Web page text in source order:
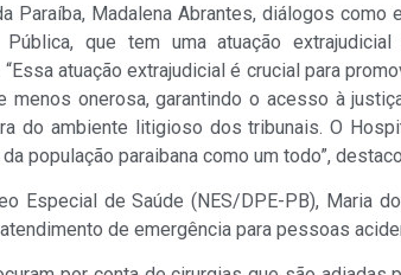
Paraíba, Madalena Abrantes, diálogos
que tem uma atuação
atuação extrajudicial é crucial para
menos onerosa, garantindo o acesso à
do ambiente litigioso dos tribunais. O
população paraibana como um todo”,
Especial de Saúde (NES/DPE-PB), Maria
de emergência para pessoas